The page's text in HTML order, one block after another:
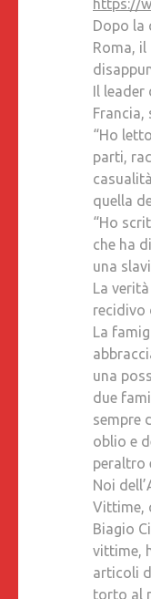
https://
Dopo la
Roma,
Il leader
Francia,
“Ho
parti,
quella
“Ho
che ha
una
La
recidivo
La
una
due
sempre
oblio e
peraltro
Noi
Vittime,
Biagio
vittime,
articoli
torto al